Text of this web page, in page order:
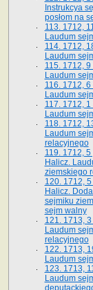
Instrukcya
posłom na
113. 1712,
Laudum
114. 1712,
Laudum
115. 1712,
Laudum
116. 1712,
Laudum
117. 1712,
Laudum
118. 1712,
Laudum
relacyjnego
119. 1712,
Halicz.
ziemskiego
120. 1712,
Halicz.
sejmiku
sejm walny
121. 1713,
Laudum
relacyjnego
122. 1713,
Laudum
123. 1713,
Laudum